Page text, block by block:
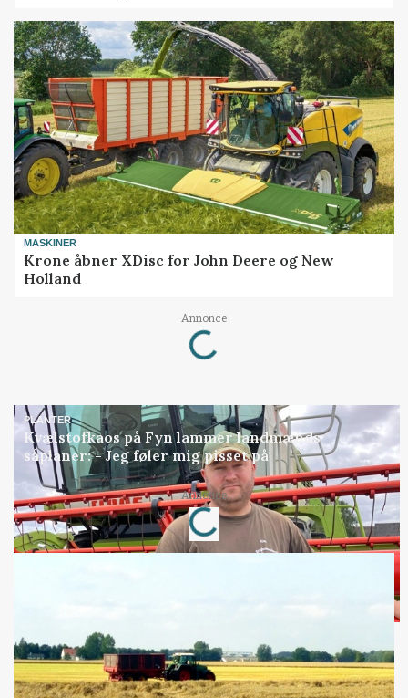
MASKINER
Krone åbner XDisc for John Deere og New
Holland
Annonce
Loading...
PLANTER
Kvælstofkaos på Fyn lammer landmænds
såplaner: - Jeg føler mig pisset på
Annonce
Loading...